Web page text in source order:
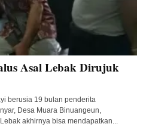
Asal Lebak Dirujuk
berusia 19 bulan penderita
Desa Muara Binuangeun,
akhirnya bisa mendapatkan...